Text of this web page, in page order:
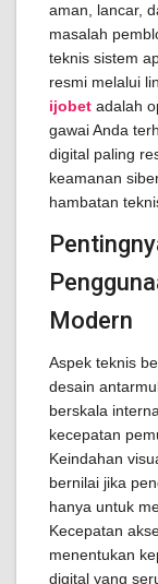
aman, lancar,
masalah
teknis sistem
resmi melalui
ijobet adalah
gawai Anda
digital paling
keamanan
hambatan
Modern
Aspek teknis
desain
berskala
kecepatan
Keindahan
bernilai jika
hanya untuk
Kecepatan
menentukan
digital yang